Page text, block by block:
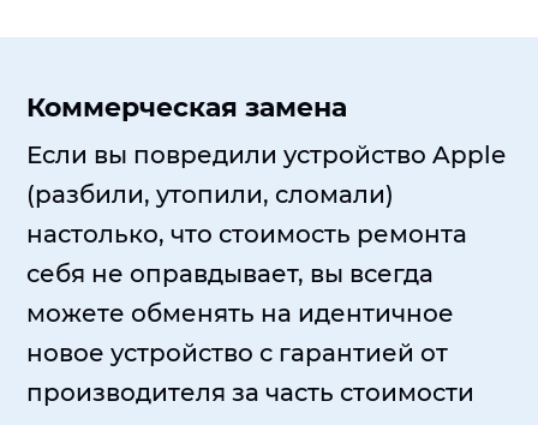
Коммерческая замена
Если вы повредили устройство Apple
(разбили, утопили, сломали)
настолько, что стоимость ремонта
себя не оправдывает, вы всегда
можете обменять на идентичное
новое устройство с гарантией от
производителя за часть стоимости